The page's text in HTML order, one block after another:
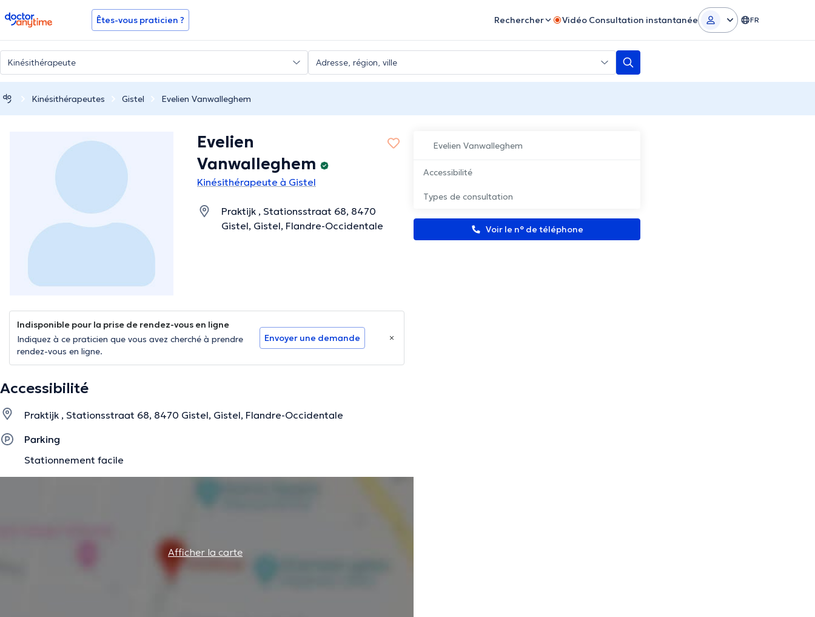
doctoranytime Êtes-vous praticien ? Rechercher Vidéo Consultation instantanée FR
Kinésithérapeutes Gistel Evelien Vanwalleghem
Evelien Vanwalleghem
Accessibilité
Types de consultation
Voir le n° de téléphone
Evelien
Vanwalleghem
Kinésithérapeute à Gistel
Praktijk , Stationsstraat 68, 8470
Gistel, Gistel, Flandre-Occidentale
Indisponible pour la prise de rendez-vous en ligne
Indiquez à ce praticien que vous avez cherché à prendre
rendez-vous en ligne.
Envoyer une demande
Accessibilité
Praktijk , Stationsstraat 68, 8470 Gistel, Gistel, Flandre-Occidentale
Parking
Stationnement facile
Afficher la carte